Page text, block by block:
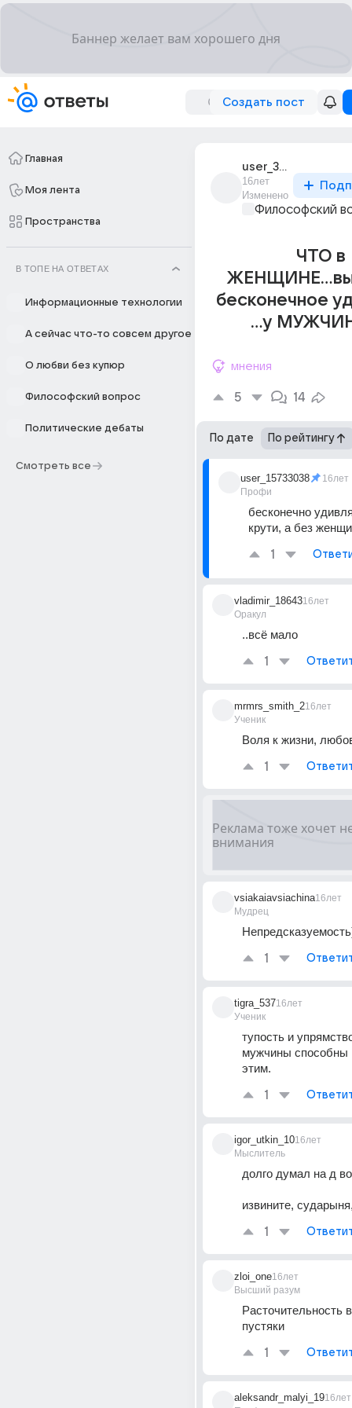
Создать пост
Главная
Моя лента
Пространства
В ТОПЕ НА ОТВЕТАХ
Информационные технологии
А сейчас что-то совсем другое
О любви без купюр
Философский вопрос
Политические дебаты
Смотреть все
user_3793431
16лет
Изменено
Философский
ЧТО в
бесконечное
...у
мнения
5 14
По дате По рейтингу
user_15733038
Профи
16лет
бесконечно
крути, а без
1
vladimir_18643
Оракул
16лет
..всё мало
1
mrmrs_smith_2
Ученик
16лет
Воля к жизни,
1
vsiakaiavsiachina
Мудрец
16лет
1
tigra_537
Ученик
16лет
тупость и
мужчины способны
этим.
1
igor_utkin_10
Мыслитель
16лет
долго думал на д
извините,
1
zloi_one
Высший разум
16лет
Расточительность
пустяки
1
aleksandr_malyi_1916лет